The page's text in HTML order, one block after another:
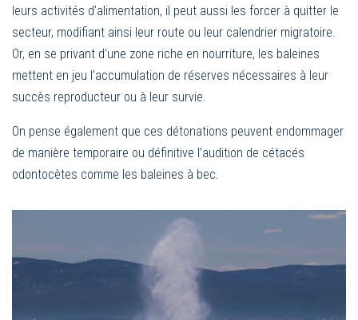
leurs activités d’alimentation, il peut aussi les forcer à quitter le
secteur, modifiant ainsi leur route ou leur calendrier migratoire.
Or, en se privant d’une zone riche en nourriture, les baleines
mettent en jeu l’accumulation de réserves nécessaires à leur
succès reproducteur ou à leur survie.
On pense également que ces détonations peuvent endommager
de manière temporaire ou définitive l’audition de cétacés
odontocètes comme les baleines à bec.